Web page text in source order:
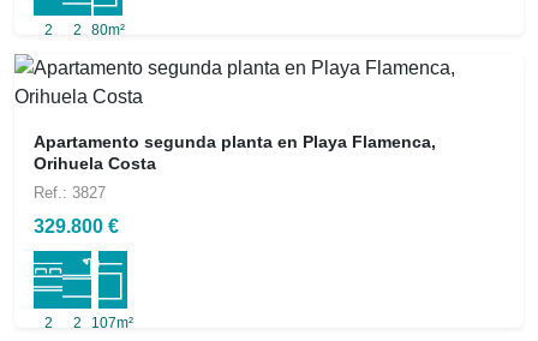
2 2 80m²
Apartamento segunda planta en Playa Flamenca,
Orihuela Costa
Ref.: 3827
329.800 €
2 2 107m²